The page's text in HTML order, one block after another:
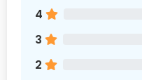
4
3
2